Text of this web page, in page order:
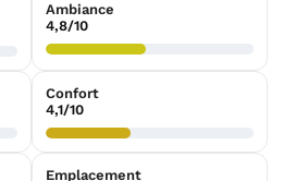
Ambiance
4,8/10
Confort
4,1/10
Emplacement